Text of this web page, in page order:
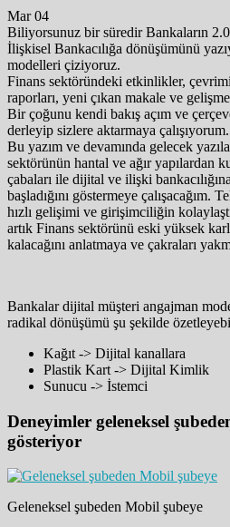
Mar 04
Biliyorsunuz bir süredir Bankaların
İlişkisel Bankacılığa dönüşümünü
modelleri çiziyoruz.
Finans sektöründeki etkinlikler,
raporları, yeni çıkan makale ve
Bir çoğunu kendi bakış açım ve
derleyip sizlere aktarmaya çalışıyorum.
Bu yazım ve devamında gelecek
sektörünün hantal ve ağır yapılardan
çabaları ile dijital ve ilişki
başladığını göstermeye çalışacağım.
hızlı gelişimi ve girişimciliğin
artık Finans sektörünü eski yüksek
kalacağını anlatmaya ve çakraları
Bankalar dijital müşteri angajman
radikal dönüşümü şu şekilde
Kağıt -> Dijital kanallara
Plastik Kart -> Dijital Kimlik
Sunucu -> İstemci
Deneyimler geleneksel
gösteriyor
Geleneksel şubeden Mobil şubeye